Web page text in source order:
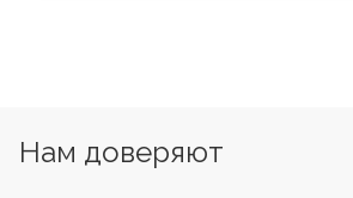
Нам доверяют